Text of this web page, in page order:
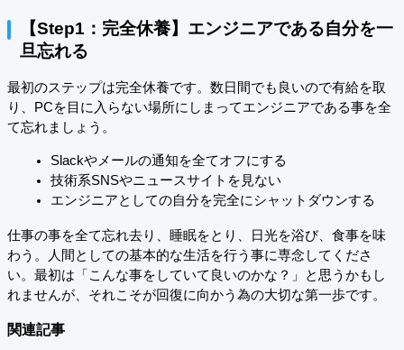
【Step1：完全休養】エンジニアである自分を一
旦忘れる
最初のステップは完全休養です。数日間でも良いので有給を取
り、PCを目に入らない場所にしまってエンジニアである事を全
て忘れましょう。
Slackやメールの通知を全てオフにする
技術系SNSやニュースサイトを見ない
エンジニアとしての自分を完全にシャットダウンする
仕事の事を全て忘れ去り、睡眠をとり、日光を浴び、食事を味
わう。人間としての基本的な生活を行う事に専念してくださ
い。最初は「こんな事をしていて良いのかな？」と思うかもし
れませんが、それこそが回復に向かう為の大切な第一歩です。
関連記事